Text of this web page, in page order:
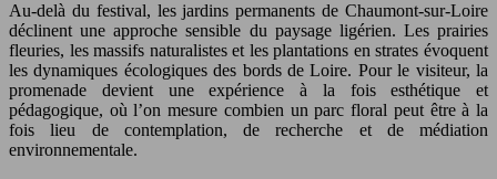
Au-delà du festival, les jardins permanents de Chaumont-sur-Loire
déclinent une approche sensible du paysage ligérien. Les prairies
fleuries, les massifs naturalistes et les plantations en strates évoquent
les dynamiques écologiques des bords de Loire. Pour le visiteur, la
promenade devient une expérience à la fois esthétique et
pédagogique, où l’on mesure combien un parc floral peut être à la
fois lieu de contemplation, de recherche et de médiation
environnementale.